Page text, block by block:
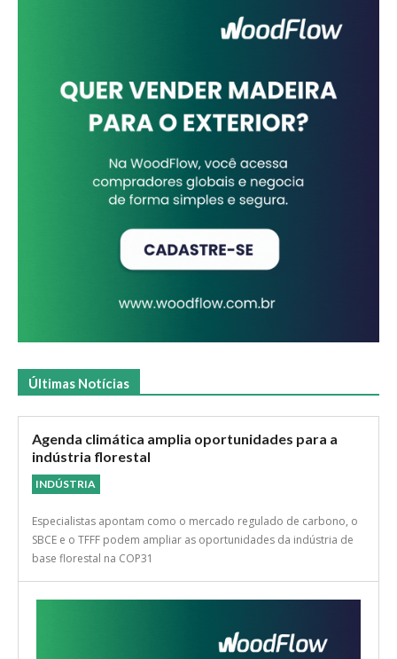
Últimas Notícias
Agenda climática amplia oportunidades para a
indústria florestal
INDÚSTRIA